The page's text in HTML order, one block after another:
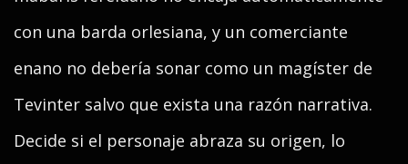
con una barda orlesiana, y un comerciante
enano no debería sonar como un magíster de
Tevinter salvo que exista una razón narrativa.
Decide si el personaje abraza su origen, lo